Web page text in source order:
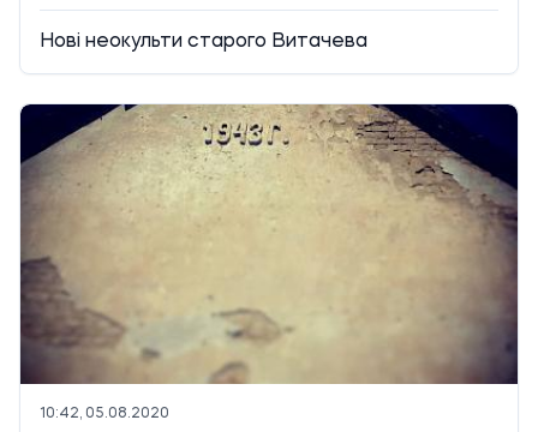
Нові неокульти старого Витачева
10:42, 05.08.2020